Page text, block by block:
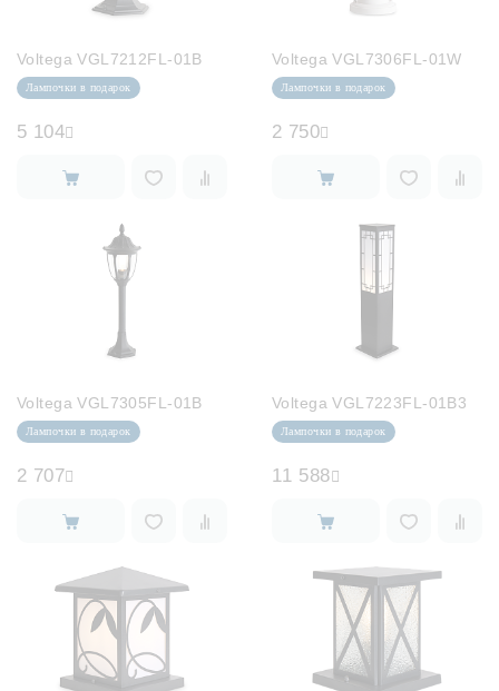
Лампочки
Комплектующие
Каталог
Контакты
Voltega VGL7212FL-01B
Лампочки в подарок
5 104
Voltega VGL7306FL-01W
Лампочки в подарок
2 750
Voltega VGL7305FL-01B
Лампочки в подарок
2 707
Voltega VGL7223FL-01B3
Лампочки в подарок
11 588